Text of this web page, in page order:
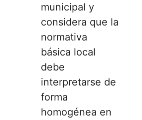
municipal y
considera que la
normativa
básica local
debe
interpretarse de
forma
homogénea en